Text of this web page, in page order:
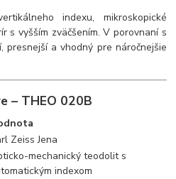
indexu, mikroskopické
s vyšším zväčšením. V porovnaní s
presnejší a vhodný pre náročnejšie
– THEO 020B
Zeiss Jena
mechanický teodolit s
indexom